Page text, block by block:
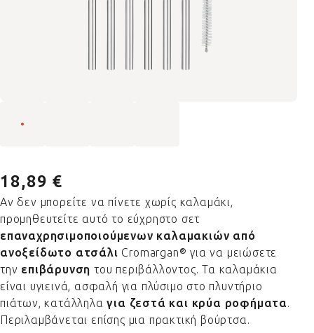
18,89 €
Αν δεν μπορείτε να πίνετε χωρίς καλαμάκι,
προμηθευτείτε αυτό το εύχρηστο σετ
επαναχρησιμοποιούμενων καλαμακιών από
ανοξείδωτο ατσάλι Cromargan® για να μειώσετε
την επιβάρυνση του περιβάλλοντος. Τα καλαμάκια
είναι υγιεινά, ασφαλή για πλύσιμο στο πλυντήριο
πιάτων, κατάλληλαγια ζεστά και κρύα ροφήματα.
Περιλαμβάνεται επίσης μια πρακτική βούρτσα.